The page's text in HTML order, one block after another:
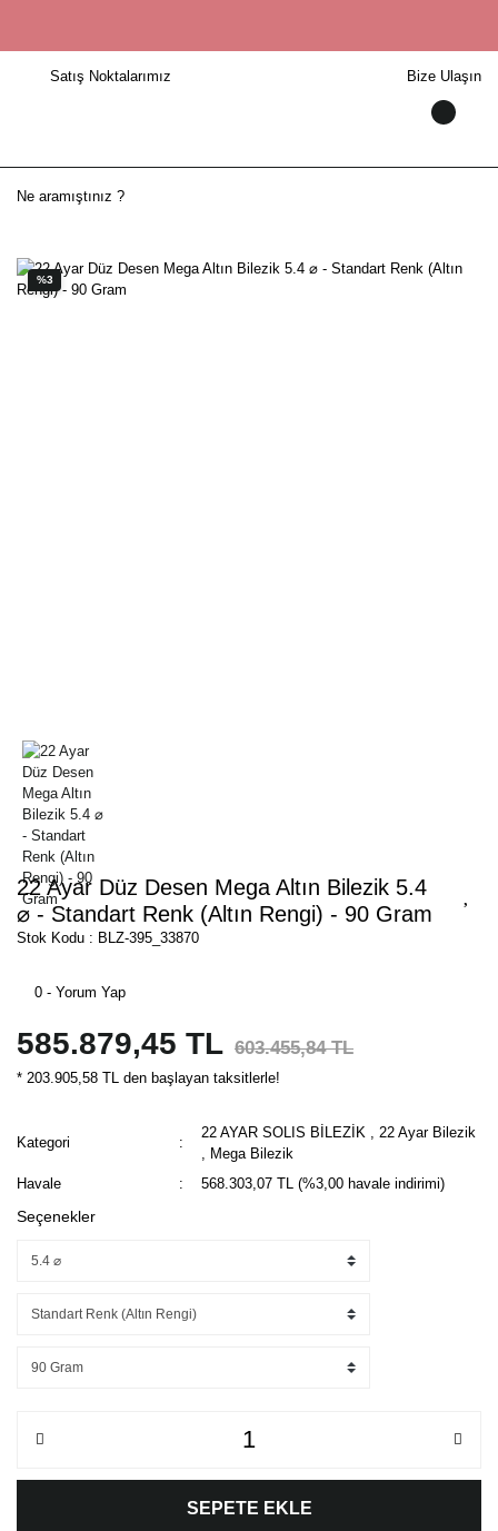
Satış Noktalarımız Bize Ulaşın
%3
22 Ayar Düz Desen Mega Altın Bilezik 5.4
⌀ - Standart Renk (Altın Rengi) - 90 Gram
Stok Kodu : BLZ-395_33870
0 - Yorum Yap
585.879,45 TL 603.455,84 TL
* 203.905,58 TL den başlayan taksitlerle!
Kategori
22 AYAR SOLIS BİLEZİK
22 Ayar Bilezik
Mega Bilezik
Havale
568.303,07 TL (%3,00 havale indirimi)
Seçenekler
SEPETE EKLE